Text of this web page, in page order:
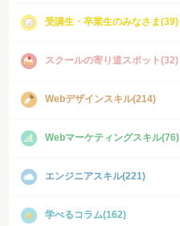
受講生・卒業生のみなさま(39)
スクールの寄り道スポット(32)
Webデザインスキル(214)
Webマーケティングスキル(76)
エンジニアスキル(221)
学べるコラム(162)